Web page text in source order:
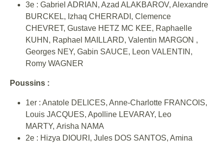
3e : Gabriel ADRIAN, Azad ALAKBAROV, Alexandre
BURCKEL, Izhaq CHERRADI, Clemence
CHEVRET, Gustave HETZ MC KEE, Raphaelle
KUHN, Raphael MAILLARD, Valentin MARGON ,
Georges NEY, Gabin SAUCE, Leon VALENTIN,
Romy WAGNER
Poussins :
1er : Anatole DELICES, Anne-Charlotte FRANCOIS,
Louis JACQUES, Apolline LEVARAY, Leo
MARTY, Arisha NAMA
2e : Hizya DIOURI, Jules DOS SANTOS, Amina